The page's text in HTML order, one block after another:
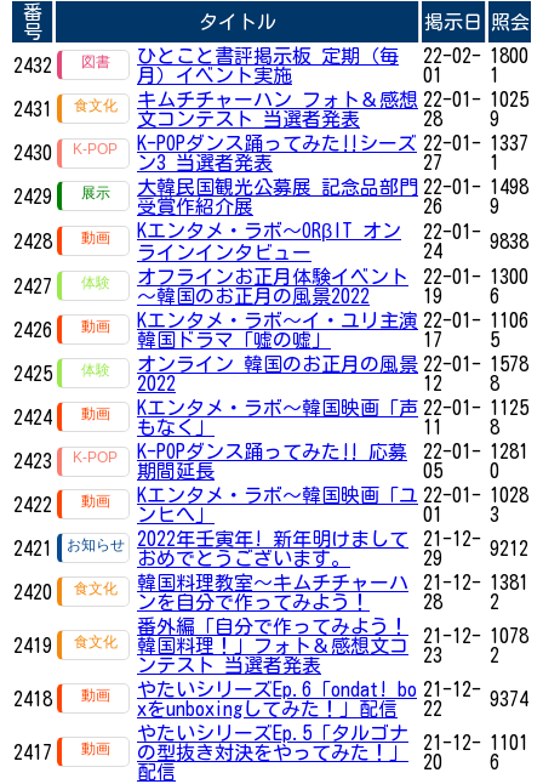
番
号
タイトル 掲示日 照会
2432
ひとこと書評掲示板 定期（毎
月）イベント実施
22-02-
01
1800
1
2431
キムチチャーハン フォト＆感想
文コンテスト 当選者発表
22-01-
28
1025
9
2430
K-POPダンス踊ってみた‼シーズ
ン3 当選者発表
22-01-
27
1337
1
2429
大韓民国観光公募展 記念品部門
受賞作紹介展
22-01-
26
1498
9
2428
Kエンタメ・ラボ～ORβIT オン
ラインインタビュー
22-01-
24
9838
2427
オフラインお正月体験イベント
～韓国のお正月の風景2022
22-01-
19
1300
6
2426
Kエンタメ・ラボ～イ・ユリ主演
韓国ドラマ「嘘の嘘」
22-01-
17
1106
5
2425
オンライン 韓国のお正月の風景
2022
22-01-
12
1578
8
2424
Kエンタメ・ラボ～韓国映画「声
もなく」
22-01-
11
1125
8
2423
K-POPダンス踊ってみた‼ 応募
期間延長
22-01-
05
1281
0
2422
Kエンタメ・ラボ～韓国映画「ユ
ンヒへ」
22-01-
01
1028
3
2421
2022年壬寅年! 新年明けまして
おめでとうございます。
21-12-
29
9212
2420
韓国料理教室〜キムチチャーハ
ンを自分で作ってみよう！
21-12-
28
1381
2
2419
番外編「自分で作ってみよう！
韓国料理！」フォト＆感想文コ
ンテスト 当選者発表
21-12-
23
1078
2
2418
やたいシリーズEp.6「ondat! bo
xをunboxingしてみた！」配信
21-12-
22
9374
2417
やたいシリーズEp.5「タルゴナ
の型抜き対決をやってみた！」
配信
21-12-
20
1101
6